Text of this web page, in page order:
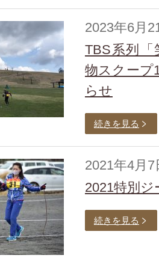
2023年6月
TBS系列
物スクープ
らせ
続きを見る
2021年4月7
2021特別ジ
続きを見る